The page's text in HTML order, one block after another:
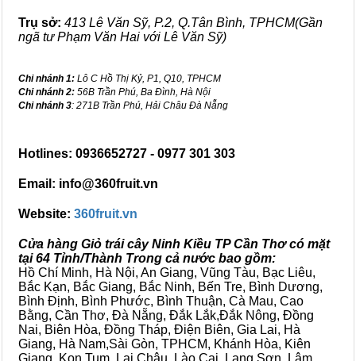
Trụ sở: 413 Lê Văn Sỹ, P.2, Q.Tân Bình, TPHCM(Gần
ngã tư Phạm Văn Hai với Lê Văn Sỹ)
Chi nhánh 1: Lô C Hồ Thị Kỷ, P1, Q10, TPHCM
Chi nhánh 2: 56B Trần Phú, Ba Đình, Hà Nội
Chi nhánh 3: 271B Trần Phú, Hải Châu Đà Nẵng
Hotlines: 0936652727 - 0977 301 303
Email: info@360fruit.vn
Website: 360fruit.vn
Cửa hàng Giỏ trái cây Ninh Kiều TP Cần Thơ có mặt
tại 64 Tỉnh/Thành Trong cả nước bao gồm:
Hồ Chí Minh, Hà Nội, An Giang, Vũng Tàu, Bạc Liêu,
Bắc Kạn, Bắc Giang, Bắc Ninh, Bến Tre, Bình Dương,
Bình Định, Bình Phước, Bình Thuận, Cà Mau, Cao
Bằng, Cần Thơ, Đà Nẵng, Đắk Lắk,Đắk Nông, Đồng
Nai, Biên Hòa, Đồng Tháp, Điện Biên, Gia Lai, Hà
Giang, Hà Nam,Sài Gòn, TPHCM, Khánh Hòa, Kiên
Giang, Kon Tum, Lai Châu, Lào Cai, Lạng Sơn, Lâm